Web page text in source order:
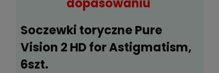
Soczewki toryczne Pure
Vision 2 HD for Astigmatism,
6szt.